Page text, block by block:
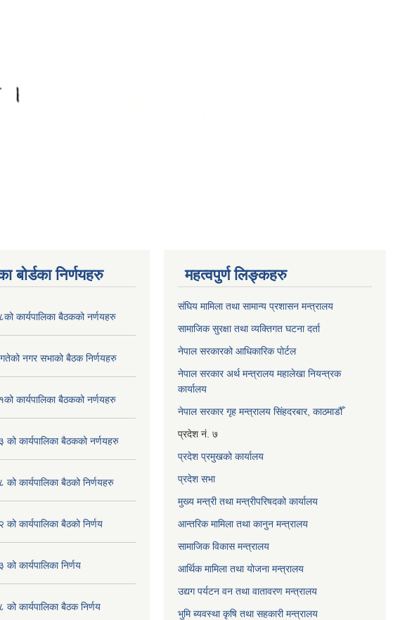
बोर्डका निर्णयहरु
कार्यपालिका बैठकको नर्णयहरु
नगर सभाको बैठक निर्णयहरु
कार्यपालिका बैठकको नर्णयहरु
कार्यपालिका बैठकको नर्णयहरु
कार्यपालिका बैठको निर्णयहरु
कार्यपालिका बैठको निर्णय
कार्यपालिका निर्णय
कार्यपालिका बैठक निर्णय
महत्वपुर्ण लिङ्कहरु
संघिय मामिला तथा सामान्य प्रशासन मन्त्रालय
सामाजिक सुरक्षा तथा व्यक्तिगत घटना दर्ता
नेपाल सरकारको आधिकारिक पोर्टल
नेपाल सरकार अर्थ मन्त्रालय महालेखा नियन्त्रक
कार्यालय
नेपाल सरकार गृह मन्त्रालय सिंहदरबार, काठमाडौँ
प्रदेश नं. ७
प्रदेश प्रमुखको कार्यालय
प्रदेश सभा
मुख्य मन्त्री तथा मन्त्रीपरिषदको कार्यालय
आन्तरिक मामिला तथा कानुन मन्त्रालय
सामाजिक विकास मन्त्रालय
आर्थिक मामिला तथा योजना मन्त्रालय
उद्यग पर्यटन वन तथा वातावरण मन्त्रालय
भुमि ब्यवस्था कृषि तथा सहकारी मन्त्रालय